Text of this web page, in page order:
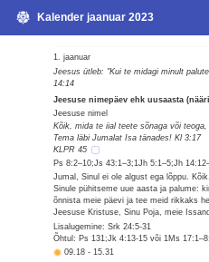
Kalender jaanuar 2023
1. jaanuar
Jeesus ütleb: "Kui te midagi minult
14:14
Jeesuse nimepäev ehk uusaasta
Jeesuse nimel
Kõik, mida te iial teete sõnaga või
Tema läbi Jumalat Isa tänades! Kl 3:17
KLPR 45
Ps 8:2–10;Js 43:1–3;1Jh 5:1–5;Jh
Jumal, Sinul ei ole algust ega lõppu.
Sinule pühitseme uue aasta ja palume:
õnnista meie päevi ja tee meid rikkaks
Jeesuse Kristuse, Sinu Poja, meie
Lisalugemine: Srk 24:5-31
Õhtul: Ps 131;Jk 4:13-15 või 1Ms 17:1–8;
09.18- 15.31